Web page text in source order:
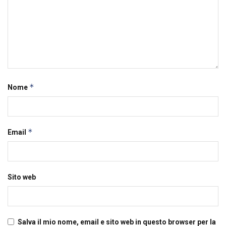
Nome *
Email *
Sito web
Salva il mio nome, email e sito web in questo browser per la